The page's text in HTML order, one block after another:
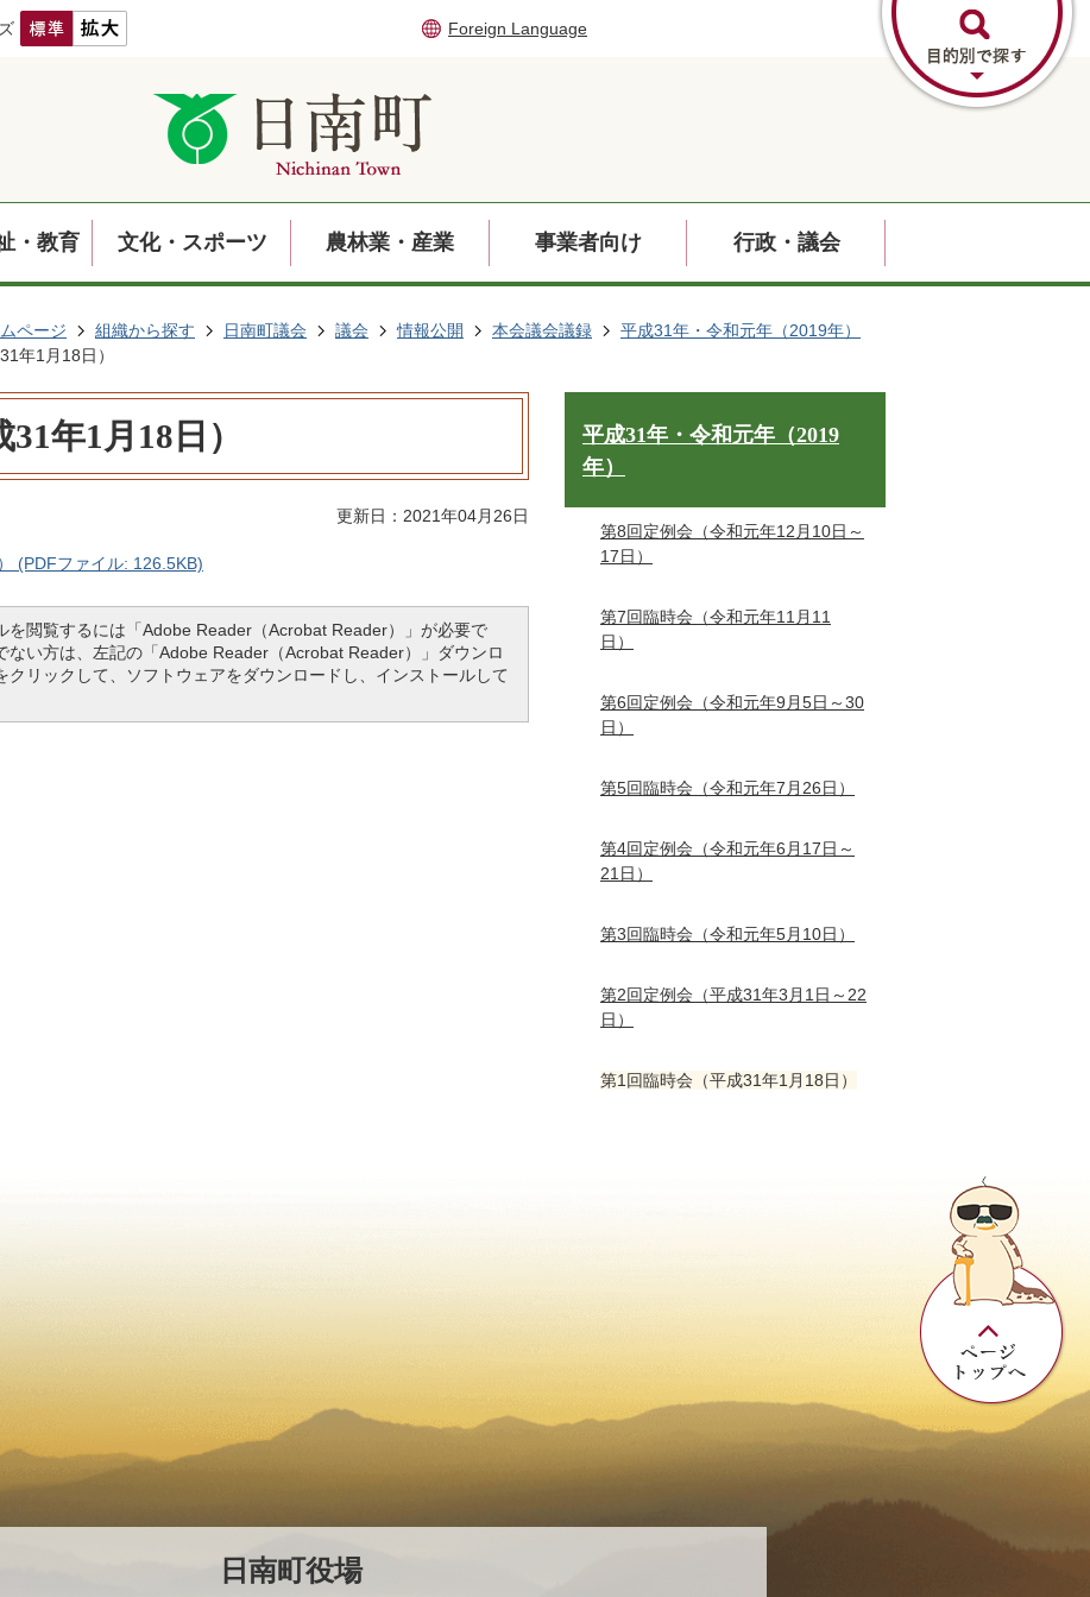
Foreign Language
・教育 文化・スポーツ 農林業・産業 事業者向け 行政・議会
ページ 組織から探す 日南町議会 議会 情報公開 本会議会議録
平成31年・令和元年（2019年）
年1月18日）
年1月18日）
更新日：2021年04月26日
(PDFファイル: 126.5KB)
を閲覧するには「Adobe Reader（Acrobat Reader）」が必要で
ない方は、左記の「Adobe Reader（Acrobat Reader）」ダウンロ
クリックして、ソフトウェアをダウンロードし、インストールして
平成31年・令和元年（2019
年）
第8回定例会（令和元年12月10日～
17日）
第7回臨時会（令和元年11月11
日）
第6回定例会（令和元年9月5日～30
日）
第5回臨時会（令和元年7月26日）
第4回定例会（令和元年6月17日～
21日）
第3回臨時会（令和元年5月10日）
第2回定例会（平成31年3月1日～22
日）
第1回臨時会（平成31年1月18日）
日南町役場